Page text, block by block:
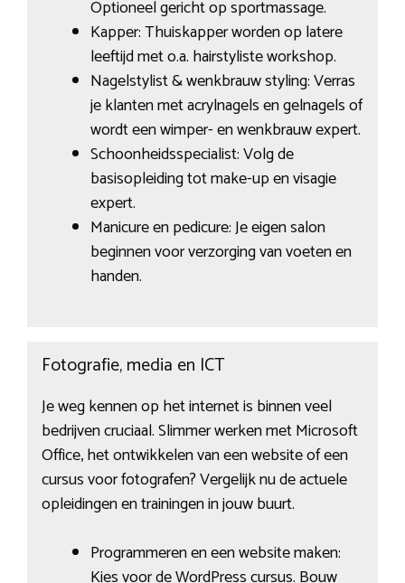
Optioneel gericht op sportmassage.
Kapper: Thuiskapper worden op latere
leeftijd met o.a. hairstyliste workshop.
Nagelstylist & wenkbrauw styling: Verras
je klanten met acrylnagels en gelnagels of
wordt een wimper- en wenkbrauw expert.
Schoonheidsspecialist: Volg de
basisopleiding tot make-up en visagie
expert.
Manicure en pedicure: Je eigen salon
beginnen voor verzorging van voeten en
handen.
Fotografie, media en ICT
Je weg kennen op het internet is binnen veel
bedrijven cruciaal. Slimmer werken met Microsoft
Office, het ontwikkelen van een website of een
cursus voor fotografen? Vergelijk nu de actuele
opleidingen en trainingen in jouw buurt.
Programmeren en een website maken: